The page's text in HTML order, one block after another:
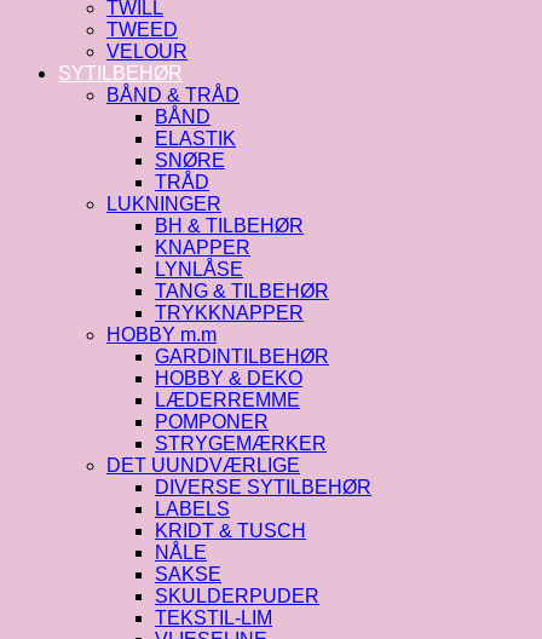
TWILL
TWEED
VELOUR
SYTILBEHØR
BÅND & TRÅD
BÅND
ELASTIK
SNØRE
TRÅD
LUKNINGER
BH & TILBEHØR
KNAPPER
LYNLÅSE
TANG & TILBEHØR
TRYKKNAPPER
HOBBY m.m
GARDINTILBEHØR
HOBBY & DEKO
LÆDERREMME
POMPONER
STRYGEMÆRKER
DET UUNDVÆRLIGE
DIVERSE SYTILBEHØR
LABELS
KRIDT & TUSCH
NÅLE
SAKSE
SKULDERPUDER
TEKSTIL-LIM